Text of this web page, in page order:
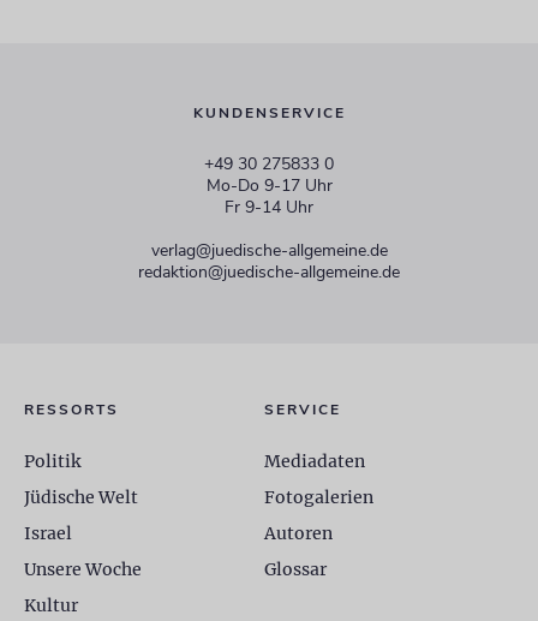
KUNDENSERVICE
+49 30 275833 0
Mo-Do 9-17 Uhr
Fr 9-14 Uhr
verlag@juedische-allgemeine.de
redaktion@juedische-allgemeine.de
RESSORTS
Politik
Jüdische Welt
Israel
Unsere Woche
Kultur
SERVICE
Mediadaten
Fotogalerien
Autoren
Glossar